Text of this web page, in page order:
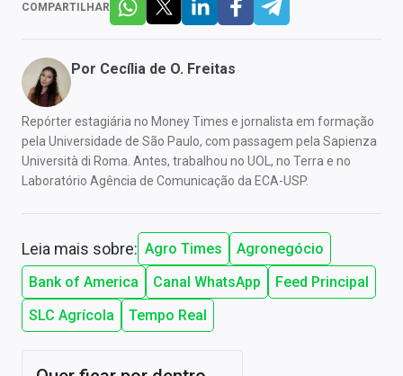
COMPARTILHAR
Por Cecília de O. Freitas
Repórter estagiária no Money Times e jornalista em formação
pela Universidade de São Paulo, com passagem pela Sapienza
Università di Roma. Antes, trabalhou no UOL, no Terra e no
Laboratório Agência de Comunicação da ECA-USP.
Leia mais sobre: Agro Times
Agronegócio
Bank of America
Canal WhatsApp
Feed Principal
SLC Agrícola
Tempo Real